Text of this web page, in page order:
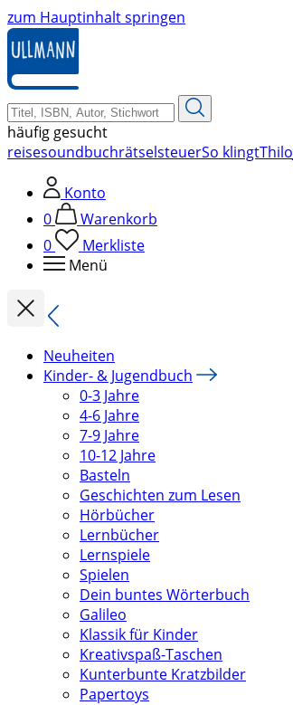
zum Hauptinhalt springen
häufig gesucht
reisesoundbuchrätselsteuerSo klingtThilo
Konto
0
Warenkorb
0
Merkliste
Menü
Neuheiten
Kinder- & Jugendbuch
0-3 Jahre
4-6 Jahre
7-9 Jahre
10-12 Jahre
Basteln
Geschichten zum Lesen
Hörbücher
Lernbücher
Lernspiele
Spielen
Dein buntes Wörterbuch
Galileo
Klassik für Kinder
Kreativspaß-Taschen
Kunterbunte Kratzbilder
Papertoys